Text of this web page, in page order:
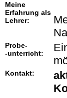
Meine
Erfahrung als
Lehrer:
Probe-
-unterricht:
Kontakt: